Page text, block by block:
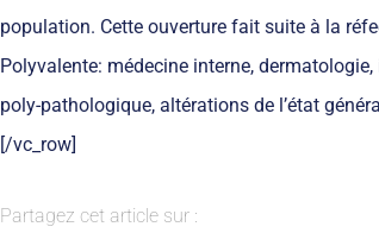
population. Cette ouverture fait suite à la
Polyvalente: médecine interne,
poly-pathologique, altérations de l’état
[/vc_row]
Partagez cet article sur :